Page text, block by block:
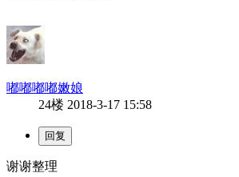
嘟嘟嘟嘟嫩娘
24楼 2018-3-17 15:58
谢谢整理